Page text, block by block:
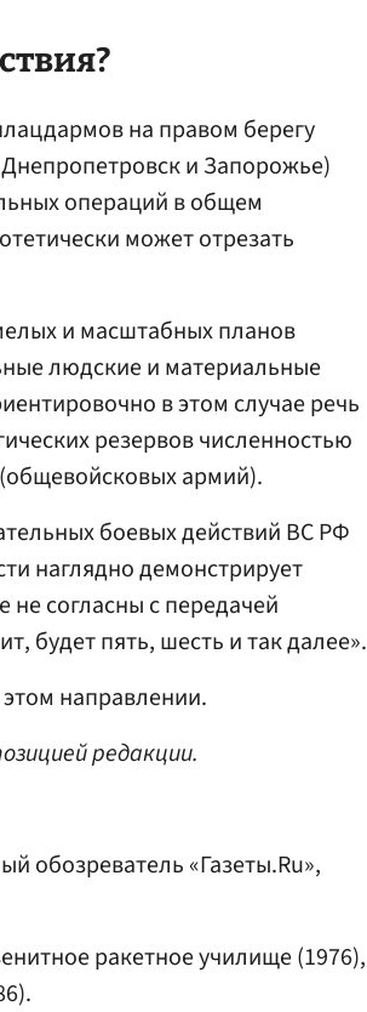
на правом берегу
и Запорожье)
операций в общем
может отрезать
и масштабных планов
людские и материальные
в этом случае речь
резервов численностью
армий).
боевых действий ВС РФ
наглядно демонстрирует
не согласны с передачей
будет пять, шесть и так далее».
направлении.
редакции.
обозреватель «Газеты.Ru»,
ракетное училище (1976),